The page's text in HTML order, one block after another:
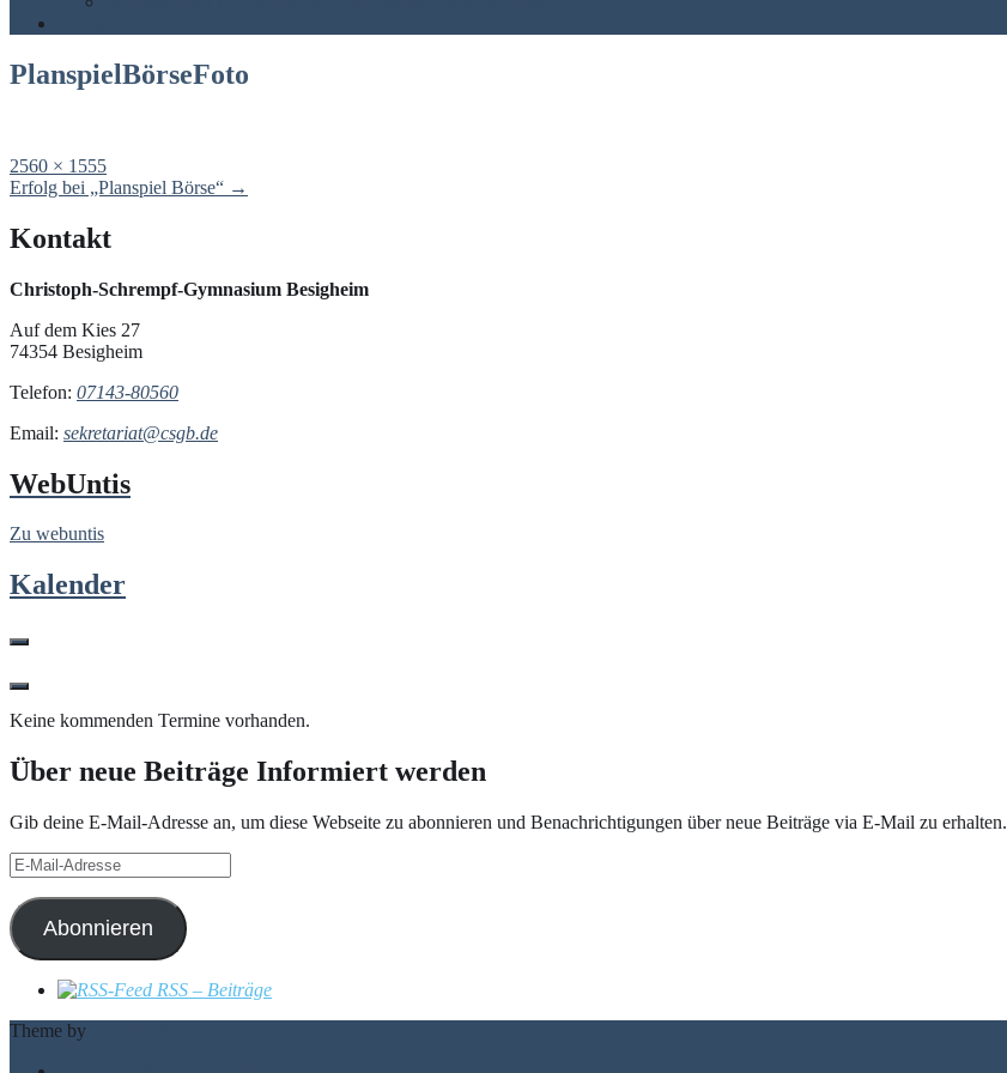
PlanspielBörseFoto
Full
size
2560 × 1555
Post
Erfolg bei „Planspiel Börse“ →
Kontakt
Christoph-Schrempf-Gymnasium Besigheim
Auf dem Kies 27
74354 Besigheim
Telefon: 07143-80560
Email: sekretariat@csgb.de
WebUntis
Zu webuntis
Kalender
Keine kommenden Termine vorhanden.
Über neue Beiträge Informiert werden
Gib deine E-Mail-Adresse an, um diese Webseite zu abonnieren und Benachrichtigungen über neue Beiträge via E-Mail zu erhalten.
E-
Mail-
Adresse
Abonnieren
RSS – Beiträge
Theme by